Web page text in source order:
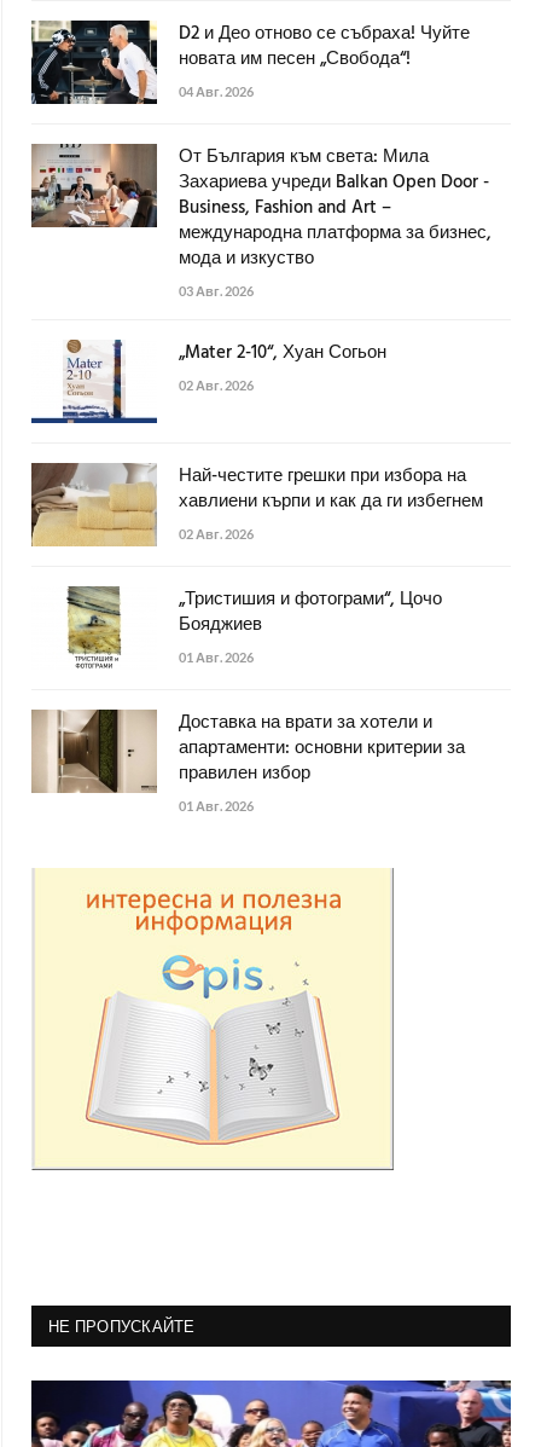
D2 и Део отново се събраха! Чуйте
новата им песен „Свобода“!
04 Авг. 2026
От България към света: Мила
Захариева учреди Balkan Open Door -
Business, Fashion and Art –
международна платформа за бизнес,
мода и изкуство
03 Авг. 2026
„Mater 2-10“, Хуан Согьон
02 Авг. 2026
Най-честите грешки при избора на
хавлиени кърпи и как да ги избегнем
02 Авг. 2026
„Тристишия и фотограми“, Цочо
Бояджиев
01 Авг. 2026
Доставка на врати за хотели и
апартаменти: основни критерии за
правилен избор
01 Авг. 2026
НЕ ПРОПУСКАЙТЕ